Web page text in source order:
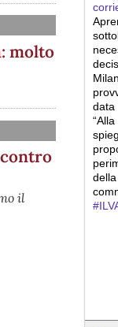
molto
il
data
#